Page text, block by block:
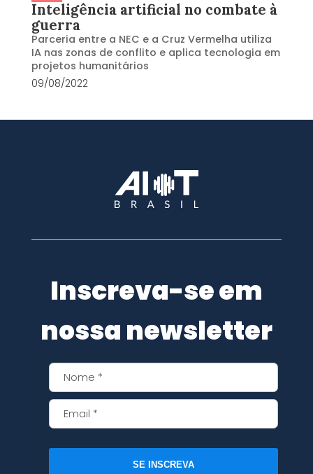
Inteligência artificial no combate à
guerra
Parceria entre a NEC e a Cruz Vermelha utiliza
IA nas zonas de conflito e aplica tecnologia em
projetos humanitários
09/08/2022
Inscreva-se em
nossa newsletter
SE INSCREVA